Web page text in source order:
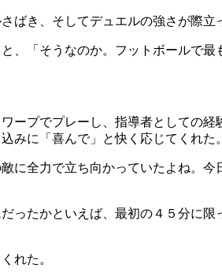
ばき、そしてデュエルの強さが際立
、「そうなのか。フットボールで最
ープでプレーし、指導者としての
みに「喜んで」と快く応じてくれた。
に全力で立ち向かっていたよね。
ったかといえば、最初の４５分に
れた。